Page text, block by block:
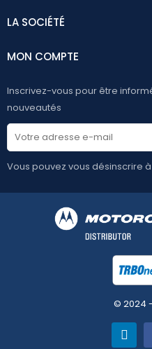
LA SOCIÉTÉ
MON COMPTE
Inscrivez-vous pour être
nouveautés
Vous pouvez vous désinscrire
© 2024